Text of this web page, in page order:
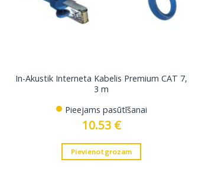
In-Akustik Interneta Kabelis Premium CAT 7,
3 m
Pieejams pasūtīšanai
10.53 €
Pievienot grozam